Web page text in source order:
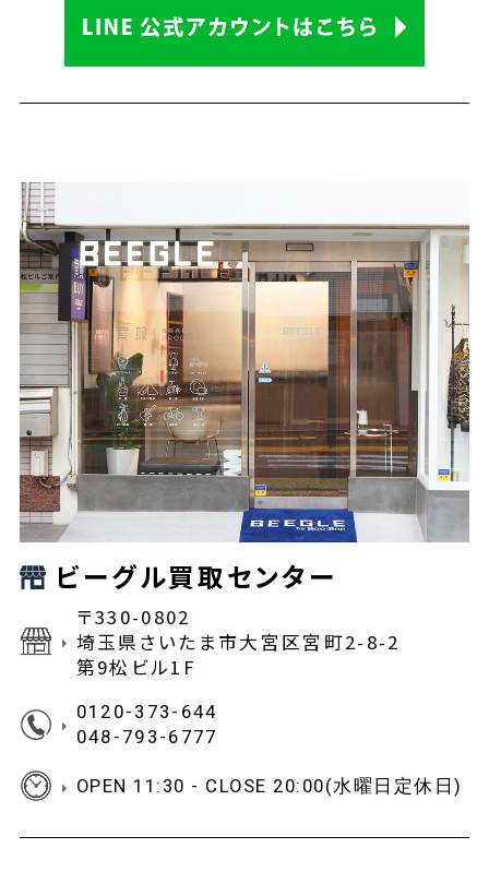
ビーグル買取センター
〒330-0802
埼玉県さいたま市大宮区宮町2-8-2
第9松ビル1F
0120-373-644
048-793-6777
OPEN 11:30 - CLOSE 20:00(水曜日定休日)